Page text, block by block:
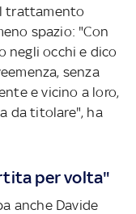
trattamento
spazio: "Con
negli occhi e dico
senza
e vicino a loro,
da titolare", ha
per volta"
anche Davide